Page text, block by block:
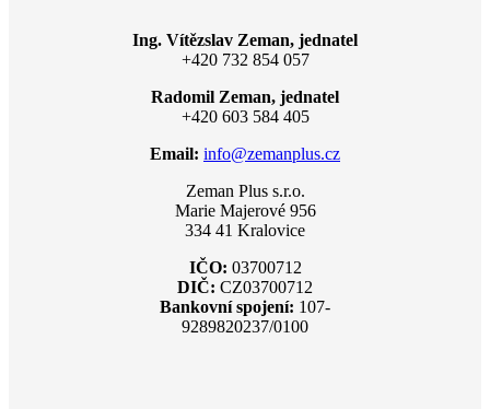
Ing. Vítězslav Zeman, jednatel
+420 732 854 057
Radomil Zeman, jednatel
+420 603 584 405
Email: info@zemanplus.cz
Zeman Plus s.r.o.
Marie Majerové 956
334 41 Kralovice
IČO: 03700712
DIČ: CZ03700712
Bankovní spojení: 107-
9289820237/0100